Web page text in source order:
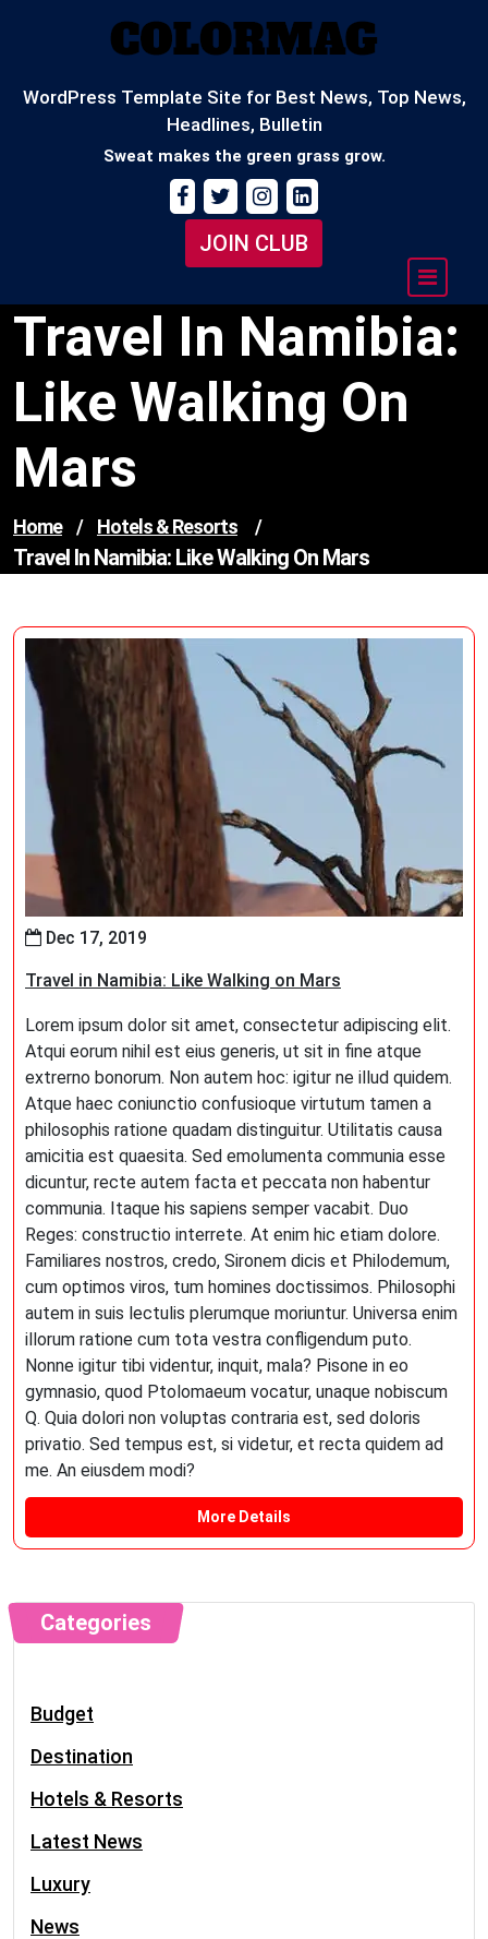
WordPress Template Site for Best News, Top News,
Headlines, Bulletin
Sweat makes the green grass grow.
JOIN CLUB
Travel In Namibia:
Like Walking On
Mars
Home / Hotels & Resorts /
Travel In Namibia: Like Walking On Mars
Dec 17, 2019
Travel in Namibia: Like Walking on Mars
Lorem ipsum dolor sit amet, consectetur adipiscing elit.
Atqui eorum nihil est eius generis, ut sit in fine atque
extrerno bonorum. Non autem hoc: igitur ne illud quidem.
Atque haec coniunctio confusioque virtutum tamen a
philosophis ratione quadam distinguitur. Utilitatis causa
amicitia est quaesita. Sed emolumenta communia esse
dicuntur, recte autem facta et peccata non habentur
communia. Itaque his sapiens semper vacabit. Duo
Reges: constructio interrete. At enim hic etiam dolore.
Familiares nostros, credo, Sironem dicis et Philodemum,
cum optimos viros, tum homines doctissimos. Philosophi
autem in suis lectulis plerumque moriuntur. Universa enim
illorum ratione cum tota vestra confligendum puto.
Nonne igitur tibi videntur, inquit, mala? Pisone in eo
gymnasio, quod Ptolomaeum vocatur, unaque nobiscum
Q. Quia dolori non voluptas contraria est, sed doloris
privatio. Sed tempus est, si videtur, et recta quidem ad
me. An eiusdem modi?
More Details
Categories
Budget
Destination
Hotels & Resorts
Latest News
Luxury
News